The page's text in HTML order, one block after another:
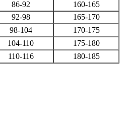
86-92
160-165
92-98
165-170
98-104
170-175
104-110
175-180
110-116 180-185